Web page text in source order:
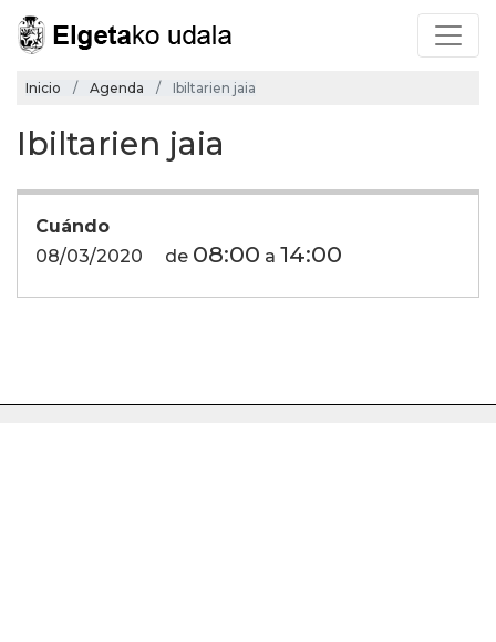
Inicio Agenda Ibiltarien jaia
Ibiltarien jaia
Cuándo
08/03/2020
de 08:00 a 14:00